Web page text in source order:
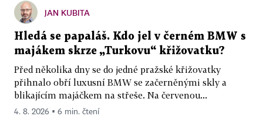
JAN KUBITA
Hledá se papaláš. Kdo jel v černém BMW s
majákem skrze „Turkovu“ křižovatku?
Před několika dny se do jedné pražské křižovatky
přihnalo obří luxusní BMW se začerněnými skly a
blikajícím majáčkem na střeše. Na červenou...
4. 8. 2026 ▪ 6 min. čtení